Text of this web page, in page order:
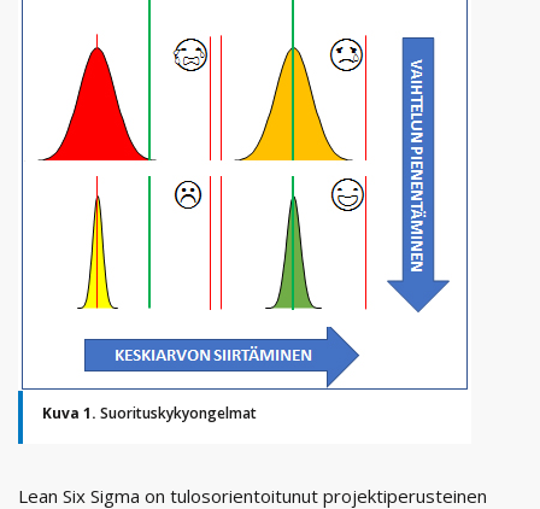
Kuva 1. Suorituskykyongelmat
Lean Six Sigma on tulosorientoitunut projektiperusteinen